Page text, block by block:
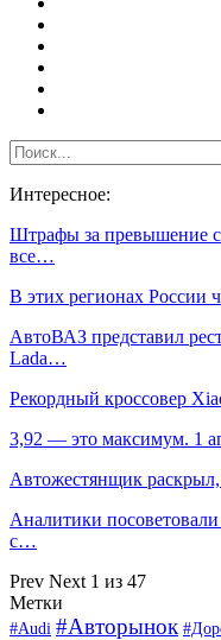
Интересное:
Штрафы за превышение
все…
В этих регионах России
АвтоВАЗ представил
Lada…
Рекордный кроссовер
3,92 — это максимум. 1
Автожестянщик
Аналитики
с…
Prev Next 1 из 47
Метки
#Audi #Авторынок